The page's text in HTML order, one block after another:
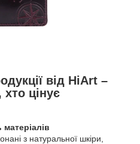
від HiArt –
цінує
матеріалів
з натуральної шкіри,